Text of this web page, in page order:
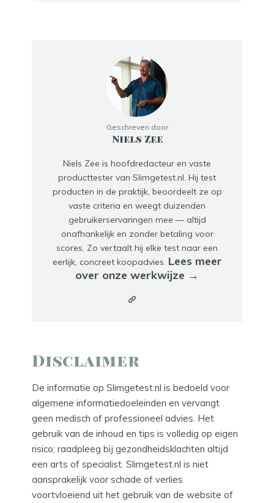
Geschreven door
Niels Zee
Niels Zee is hoofdredacteur en vaste
producttester van Slimgetest.nl. Hij test
producten in de praktijk, beoordeelt ze op
vaste criteria en weegt duizenden
gebruikerservaringen mee — altijd
onafhankelijk en zonder betaling voor
scores. Zo vertaalt hij elke test naar een
eerlijk, concreet koopadvies. Lees meer
over onze werkwijze →
Disclaimer
De informatie op Slimgetest.nl is bedoeld voor
algemene informatiedoeleinden en vervangt
geen medisch of professioneel advies. Het
gebruik van de inhoud en tips is volledig op eigen
risico; raadpleeg bij gezondheidsklachten altijd
een arts of specialist. Slimgetest.nl is niet
aansprakelijk voor schade of verlies
voortvloeiend uit het gebruik van de website of